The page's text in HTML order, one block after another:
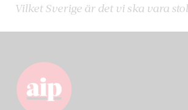
Vilket Sverige är det vi ska vara